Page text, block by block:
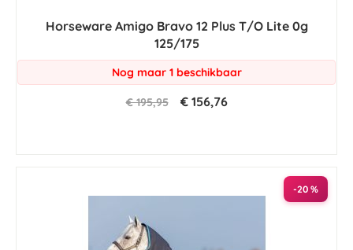
Horseware Amigo Bravo 12 Plus T/O Lite 0g
125/175
Nog maar 1 beschikbaar
€ 195,95 € 156,76
-20 %